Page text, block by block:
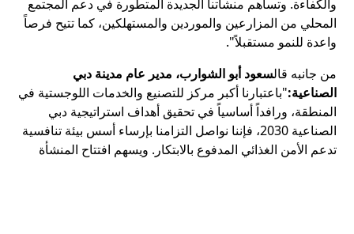
والكفاءة. وتساهم منشأتنا الجديدة المتطورة في دعم المجتمع
المحلي من المزارعين والموردين والمستهلكين، كما تتيح فرصاً
واعدة للنمو مستقبلاً".
من جانبه قالسعود أبو الشوارب، مدير عام مدينة دبي
الصناعية:"باعتبارنا أكبر مركز للتصنيع والخدمات اللوجستية في
المنطقة، ورافداً أساسياً في تحقيق أهداف استراتيجية دبي
الصناعية 2030، فإننا نواصل التزامنا بإرساء أسس بيئة تنافسية
تدعم الأمن الغذائي المدفوع بالابتكار. ويسهم افتتاح المنشأة